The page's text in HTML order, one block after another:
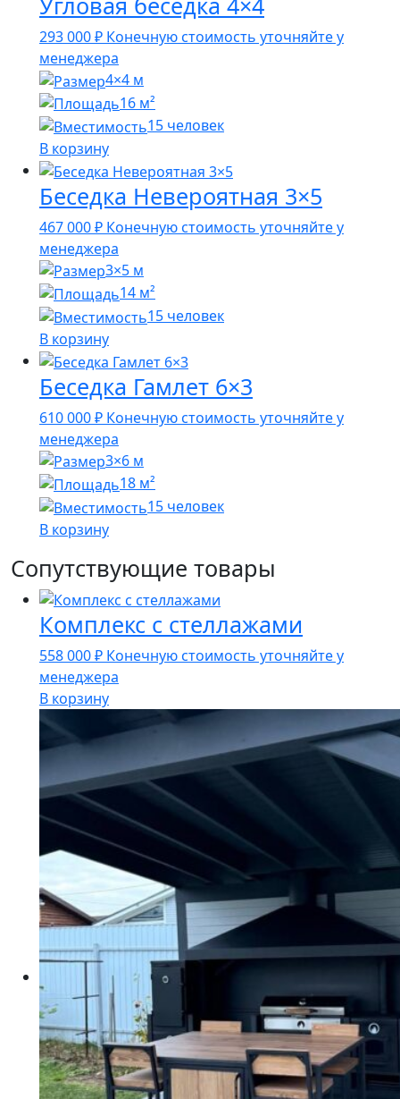
293 000₽ Конечную стоимость уточняйте у
менеджера
4×4 м
16 м²
15 человек
В корзину
Беседка Невероятная 3×5
467 000₽ Конечную стоимость уточняйте у
менеджера
3×5 м
14 м²
15 человек
В корзину
Беседка Гамлет 6×3
610 000₽ Конечную стоимость уточняйте у
менеджера
3×6 м
18 м²
15 человек
В корзину
Сопутствующие товары
Комплекс с стеллажами
558 000₽ Конечную стоимость уточняйте у
менеджера
В корзину